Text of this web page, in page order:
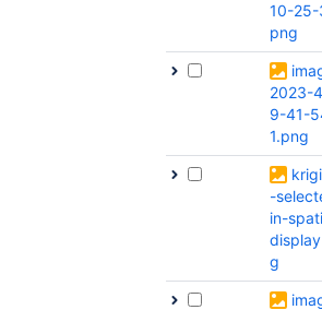
10-
png
2023-
9-41-
1.png
-
in-
g